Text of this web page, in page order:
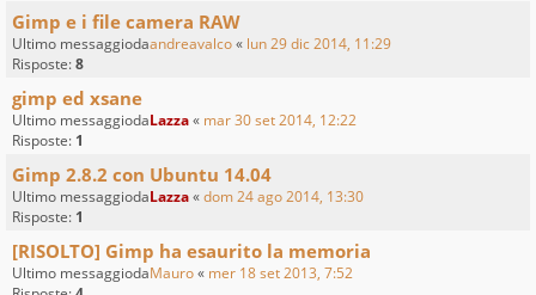
Gimp e i file camera RAW
Ultimo messaggiodaandreavalco« lun 29 dic 2014, 11:29
Risposte:8
gimp ed xsane
Ultimo messaggiodaLazza« mar 30 set 2014, 12:22
Risposte: 1
Gimp 2.8.2 con Ubuntu 14.04
Ultimo messaggiodaLazza«dom 24 ago 2014, 13:30
Risposte: 1
[RISOLTO] Gimp ha esaurito la memoria
Ultimo messaggiodaMauro« mer 18 set 2013, 7:52